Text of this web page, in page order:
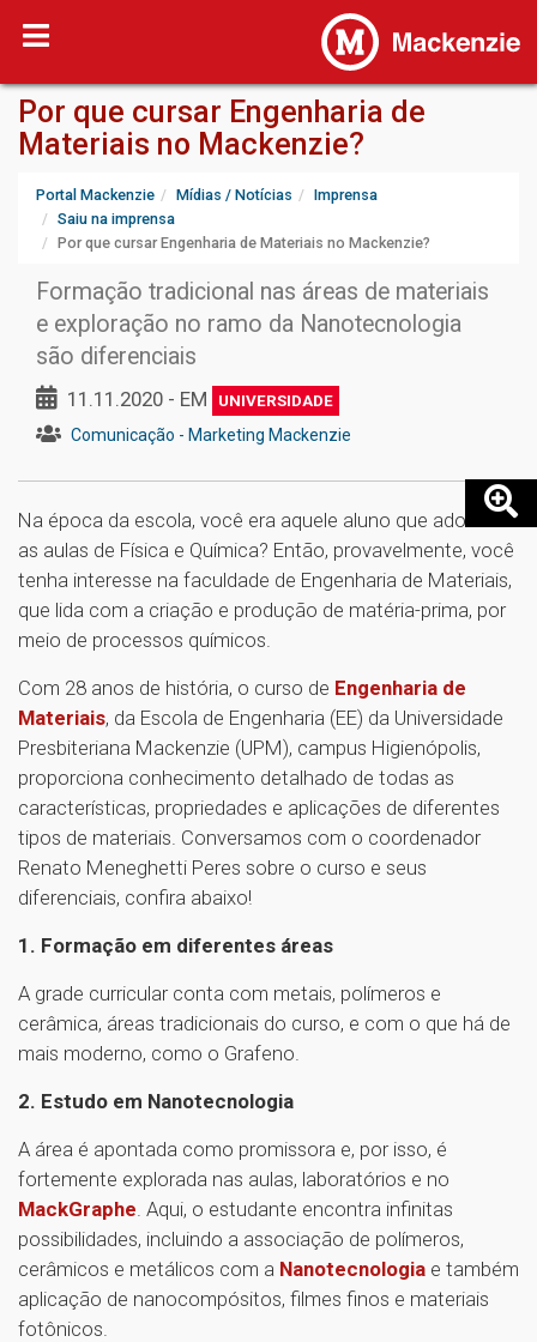
Por que cursar Engenharia de
Materiais no Mackenzie?
Portal Mackenzie Mídias / Notícias
Imprensa
Saiu na imprensa
Por que cursar Engenharia de Materiais no Mackenzie?
Formação tradicional nas áreas de materiais
e exploração no ramo da Nanotecnologia
são diferenciais
11.11.2020 - EM UNIVERSIDADE
Comunicação - Marketing Mackenzie
Na época da escola, você era aquele aluno que adorava
as aulas de Física e Química? Então, provavelmente, você
tenha interesse na faculdade de Engenharia de Materiais,
que lida com a criação e produção de matéria-prima, por
meio de processos químicos.
Com 28 anos de história, o curso de Engenharia de
Materiais, da Escola de Engenharia (EE) da Universidade
Presbiteriana Mackenzie (UPM), campus Higienópolis,
proporciona conhecimento detalhado de todas as
características, propriedades e aplicações de diferentes
tipos de materiais. Conversamos com o coordenador
Renato Meneghetti Peres sobre o curso e seus
diferenciais, confira abaixo!
1. Formação em diferentes áreas
A grade curricular conta com metais, polímeros e
cerâmica, áreas tradicionais do curso, e com o que há de
mais moderno, como o Grafeno.
2. Estudo em Nanotecnologia
A área é apontada como promissora e, por isso, é
fortemente explorada nas aulas, laboratórios e no
MackGraphe. Aqui, o estudante encontra infinitas
possibilidades, incluindo a associação de polímeros,
cerâmicos e metálicos com a Nanotecnologia e também
aplicação de nanocompósitos, filmes finos e materiais
fotônicos.